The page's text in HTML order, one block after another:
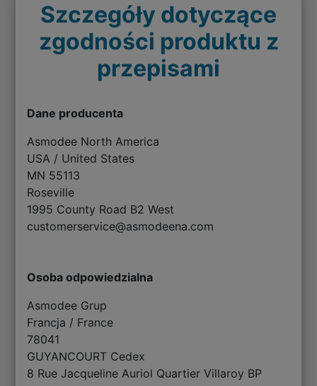
Szczegóły dotyczące
zgodności produktu z
przepisami
Dane producenta
Asmodee North America
USA / United States
MN 55113
Roseville
1995 County Road B2 West
customerservice@asmodeena.com
Osoba odpowiedzialna
Asmodee Grup
Francja / France
78041
GUYANCOURT Cedex
8 Rue Jacqueline Auriol Quartier Villaroy BP